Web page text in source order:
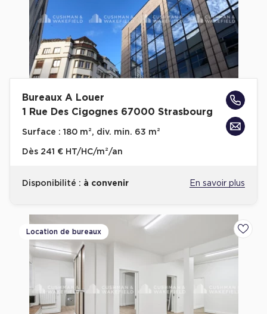
Bureaux A Louer
1 Rue Des Cigognes 67000 Strasbourg
Surface : 180 m², div. min. 63 m²
Dès 241 € HT/HC/m²/an
Disponibilité : à convenir En savoir plus
Location de bureaux